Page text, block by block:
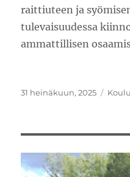
raittiuteen ja
tulevaisuudessa
ammattillisen
Julkaistu
31 heinäkuun, 2025